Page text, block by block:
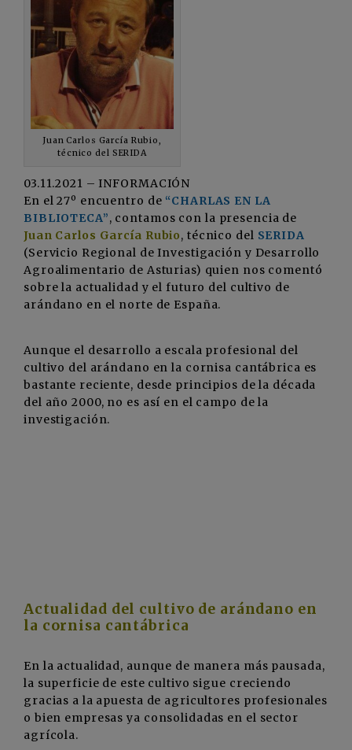
Juan Carlos García Rubio,
técnico del SERIDA
03.11.2021 – INFORMACIÓN
En el 27º encuentro de “CHARLAS EN LA
BIBLIOTECA”, contamos con la presencia de
Juan Carlos García Rubio, técnico del SERIDA
(Servicio Regional de Investigación y Desarrollo
Agroalimentario de Asturias) quien nos comentó
sobre la actualidad y el futuro del cultivo de
arándano en el norte de España.
Aunque el desarrollo a escala profesional del
cultivo del arándano en la cornisa cantábrica es
bastante reciente, desde principios de la década
del año 2000, no es así en el campo de la
investigación.
Actualidad del cultivo de arándano en
la cornisa cantábrica
En la actualidad, aunque de manera más pausada,
la superficie de este cultivo sigue creciendo
gracias a la apuesta de agricultores profesionales
o bien empresas ya consolidadas en el sector
agrícola.